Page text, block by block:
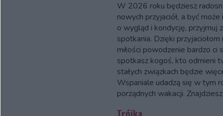
W 2026 roku będziesz
nowych przyjaciół, a być
o wygląd i kondycję, przyjmuj
spotkania. Dzięki
miłości powodzenie bardzo
spotkasz kogoś, kto odmieni
stałych związkach będzie
Wspaniale udadzą się w tym
porządnych wakacji.
Trójka